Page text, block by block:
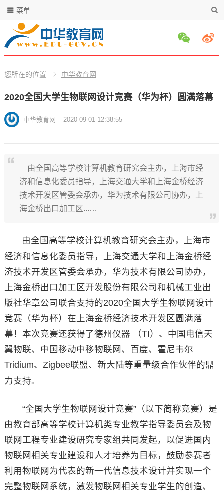
菜单
您所在的位置 中华教育网
2020全国大学生物联网设计竞赛（华为杯）圆满落幕
中华教育网 2020-09-01 12:38:55
由全国高等学校计算机教育研究会主办，上海市经
济和信息化委员指导，上海交通大学和上海金桥经济
技术开发区管委会承办，华为技术有限公司协办，上
海金桥出口加工区...…
由全国高等学校计算机教育研究会主办，上海市
经济和信息化委员指导，上海交通大学和上海金桥经
济技术开发区管委会承办，华为技术有限公司协办，
上海金桥出口加工区开发股份有限公司和机械工业出
版社华章公司联合支持的2020全国大学生物联网设计
竞赛（华为杯）在上海金桥经济技术开发区圆满落
幕！本次竞赛还获得了德州仪器 （TI）、中国电信天
翼物联、中国移动中移物联网、百度、霍尼韦尔
Tridium、Zigbee联盟、新大陆等重量级合作伙伴的鼎
力支持。
“全国大学生物联网设计竞赛”（以下简称竞赛）是
由教育部高等学校计算机类专业教学指导委员会及物
联网工程专业建设研究专家组共同发起，以促进国内
物联网相关专业建设和人才培养为目标，鼓励参赛者
利用物联网为代表的新一代信息技术设计并实现一个
完整物联网系统，激发物联网相关专业学生的创造、